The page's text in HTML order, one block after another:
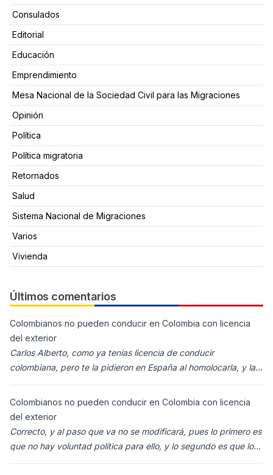
Consulados
Editorial
Educación
Emprendimiento
Mesa Nacional de la Sociedad Civil para las Migraciones
Opinión
Política
Política migratoria
Retornados
Salud
Sistema Nacional de Migraciones
Varios
Vivienda
Últimos comentarios
Colombianos no pueden conducir en Colombia con licencia
del exterior
Carlos Alberto, como ya tenías licencia de conducir
colombiana, pero te la pidieron en España al homolocarla, y la
Colombianos no pueden conducir en Colombia con licencia
del exterior
Correcto, y al paso que va no se modificará, pues lo primero es
que no hay voluntad política para ello, y lo segundo es que los